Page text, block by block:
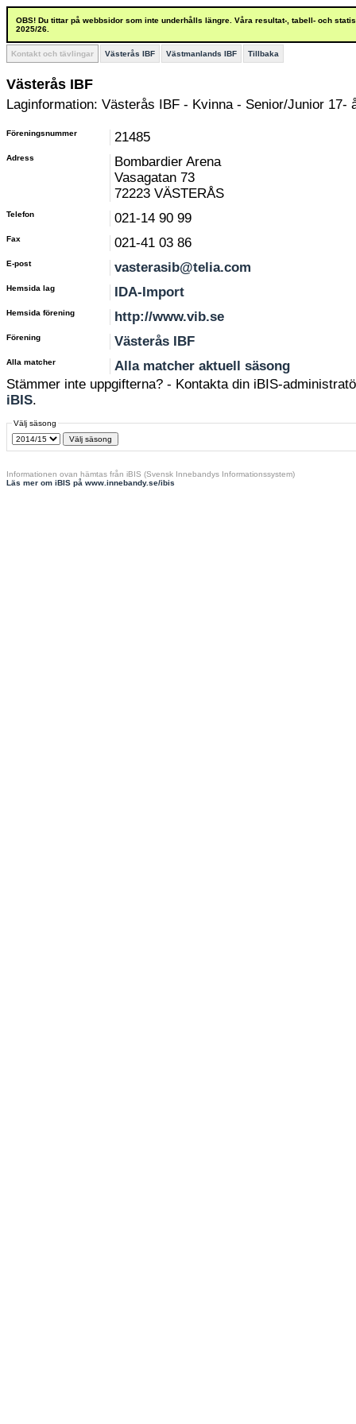
OBS! Du tittar på webbsidor som inte underhålls längre. Våra resultat-, tabell- och
2025/26.
Kontakt och tävlingar Västerås IBF Västmanlands IBF Tillbaka
Västerås IBF
Laginformation: Västerås IBF - Kvinna - Senior/Junior 17-
Föreningsnummer 21485
Adress
Bombardier Arena
Vasagatan 73
72223 VÄSTERÅS
Telefon 021-14 90 99
Fax 021-41 03 86
E-post vasterasib@telia.com
Hemsida lag IDA-Import
Hemsida förening http://www.vib.se
Förening Västerås IBF
Alla matcher
Alla matcher aktuell säsong
Stämmer inte uppgifterna? - Kontakta din iBIS-
iBIS.
Välj säsong
Informationen ovan hämtas från iBIS (Svensk Innebandys Informationssystem)
Läs mer om iBIS på www.innebandy.se/ibis